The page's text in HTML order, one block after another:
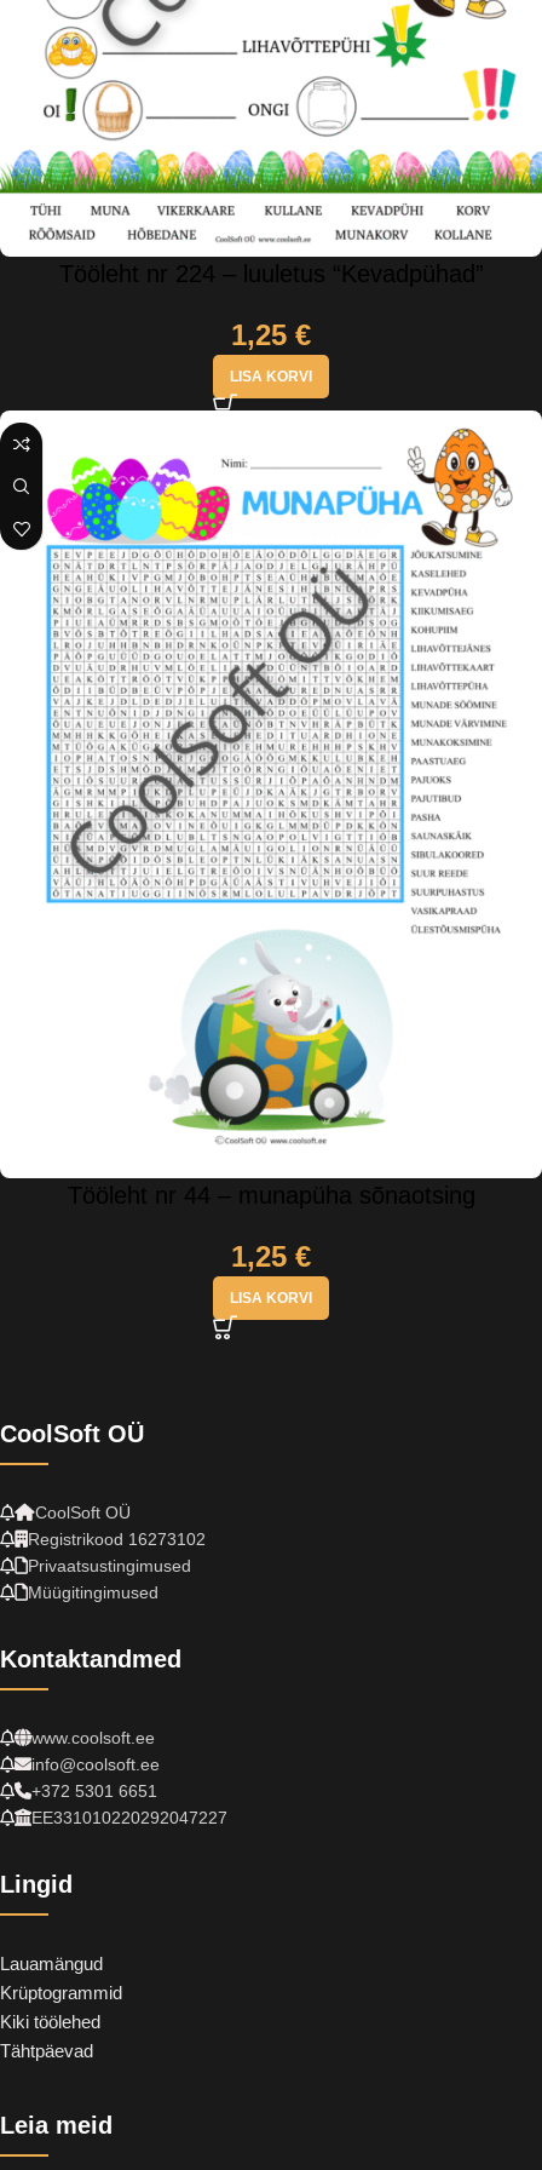
Tööleht nr 224 – luuletus “Kevadpühad”
1,25 €
LISA KORVI
Tööleht nr 44 – munapüha sõnaotsing
1,25 €
LISA KORVI
CoolSoft OÜ
CoolSoft OÜ
Registrikood 16273102
Privaatsustingimused
Müügitingimused
Kontaktandmed
www.coolsoft.ee
info@coolsoft.ee
+372 5301 6651
EE331010220292047227
Lingid
Lauamängud
Krüptogrammid
Kiki töölehed
Tähtpäevad
Leia meid